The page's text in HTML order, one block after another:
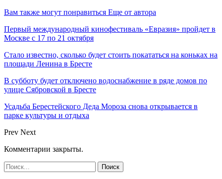
Вам также могут понравиться Еще от автора
Первый международный кинофестиваль «Евразия» пройдет в
Москве с 17 по 21 октября
Стало известно, сколько будет стоить покататься на коньках на
площади Ленина в Бресте
В субботу будет отключено водоснабжение в ряде домов по
улице Сябровской в Бресте
Усадьба Берестейского Деда Мороза снова открывается в
парке культуры и отдыха
Prev Next
Комментарии закрыты.